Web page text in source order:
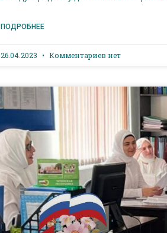
ПОДРОБНЕЕ
26.04.2023 Комментариев нет